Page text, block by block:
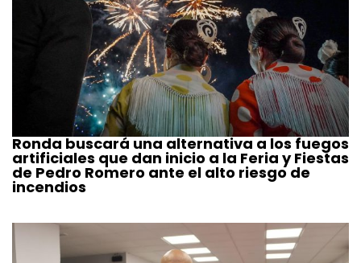
Ronda buscará una alternativa a los fuegos
artificiales que dan inicio a la Feria y Fiestas
de Pedro Romero ante el alto riesgo de
incendios